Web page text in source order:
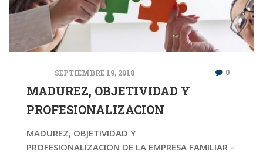
SEPTIEMBRE 19, 2018 0
MADUREZ, OBJETIVIDAD Y
PROFESIONALIZACION
MADUREZ, OBJETIVIDAD Y
PROFESIONALIZACION DE LA EMPRESA FAMILIAR –